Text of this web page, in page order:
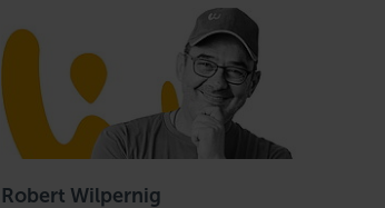
Robert Wilpernig